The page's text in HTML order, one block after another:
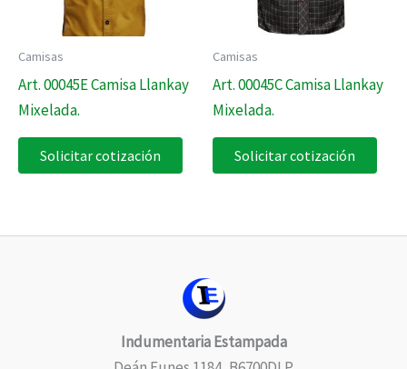
Camisas
Art. 00045E Camisa Llankay
Mixelada.
Solicitar cotización
Camisas
Art. 00045C Camisa Llankay
Mixelada.
Solicitar cotización
Indumentaria Estampada